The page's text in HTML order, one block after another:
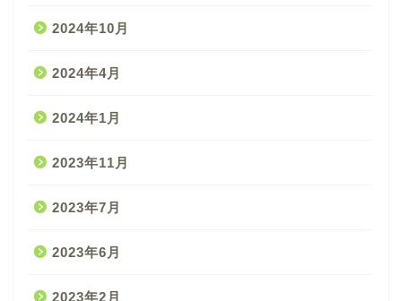
2024年10月
2024年4月
2024年1月
2023年11月
2023年7月
2023年6月
2023年2月